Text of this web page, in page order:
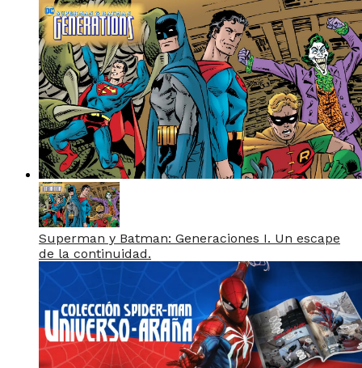
Superman y Batman: Generaciones I. Un escape
de la continuidad.